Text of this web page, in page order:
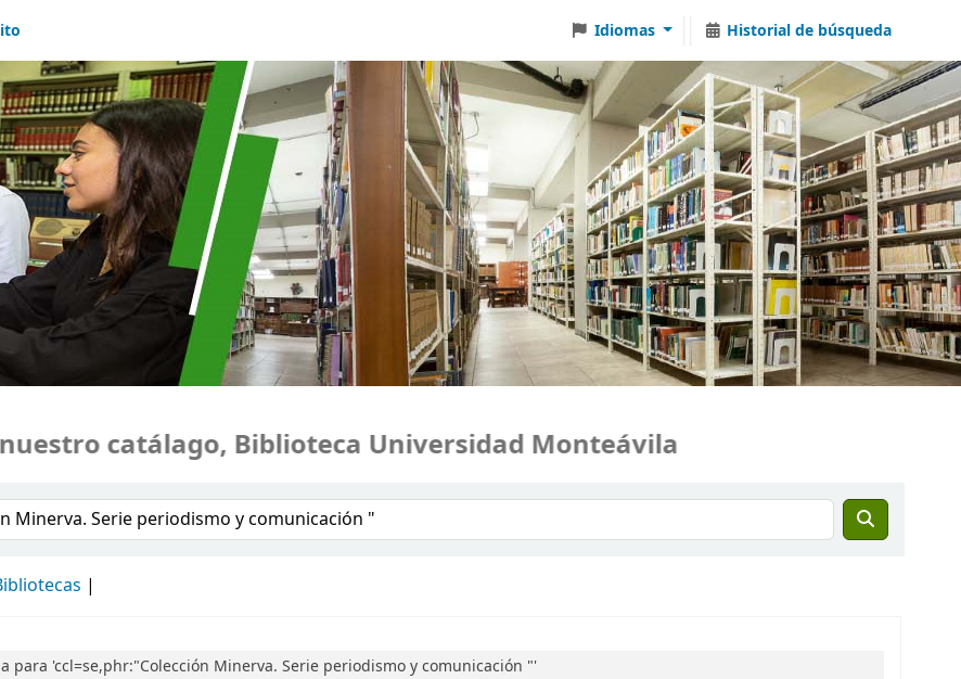
Idiomas Historial de búsqueda
catálago, Biblioteca Universidad Monteávila
para 'ccl=se,phr:"Colección Minerva. Serie periodismo y comunicación "'